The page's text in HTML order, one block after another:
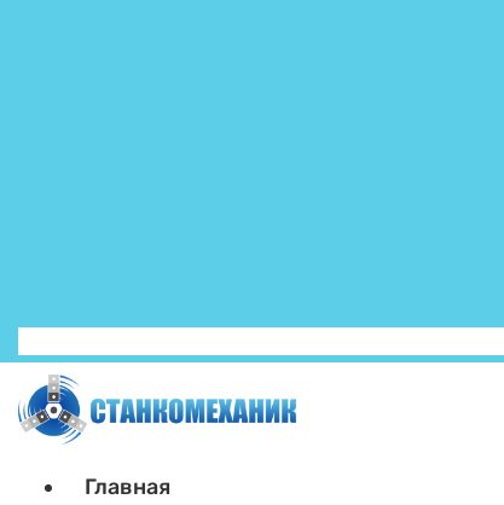
Главная